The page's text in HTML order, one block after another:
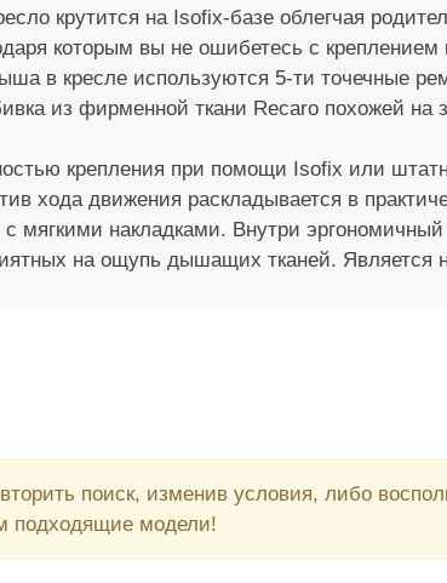
крутится на Isofix-базе облегчая
которым вы не ошибетесь с
в кресле используются 5-ти точечные
из фирменной ткани Recaro похожей на
крепления при помощи Isofix или
хода движения раскладывается в
мягкими накладками. Внутри
на ощупь дышащих тканей. Является
поиск, изменив условия, либо
подходящие модели!